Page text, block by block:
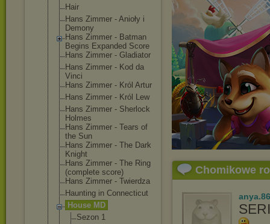
Hair
Hans Zimmer - Anioły i
Demony
Hans Zimmer - Batman
Begins Expanded Score
Hans Zimmer - Gladiator
Hans Zimmer - Kod da
Vinci
Hans Zimmer - Król Artur
Hans Zimmer - Król Lew
Hans Zimmer - Sherlock
Holmes
Hans Zimmer - Tears of
the Sun
Hans Zimmer - The Dark
Knight
Hans Zimmer - The Ring
(complete score)
Hans Zimmer - Twierdza
Haunting in Connecticut
House MD
Sezon 1
Chomikowe
anya.86